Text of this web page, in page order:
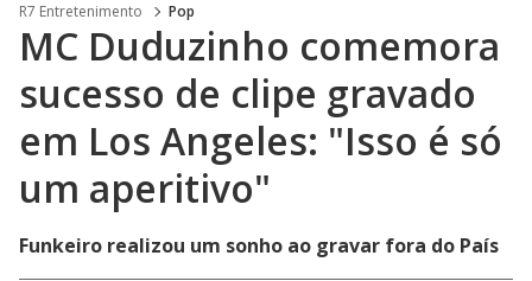
R7 Entretenimento Pop
MC Duduzinho comemora
sucesso de clipe gravado
em Los Angeles: "Isso é só
um aperitivo"
Funkeiro realizou um sonho ao gravar fora do País